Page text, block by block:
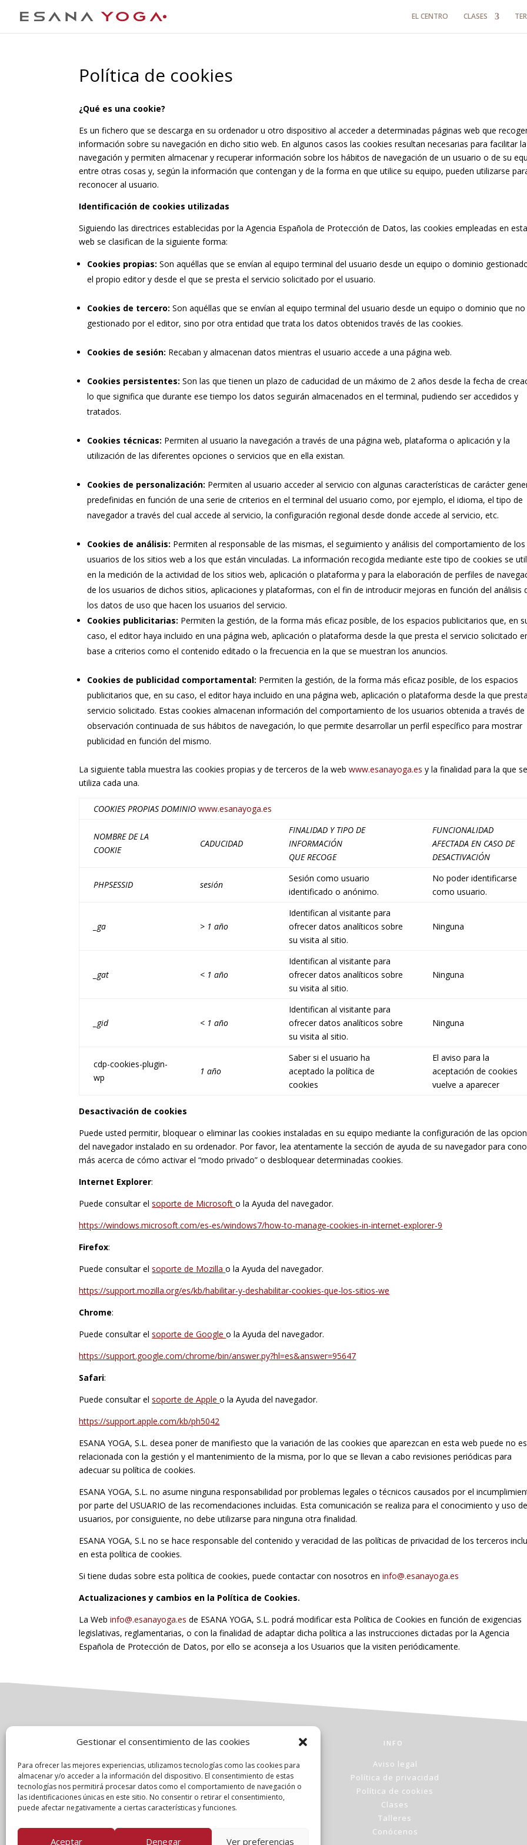
Gestionar el consentimiento de las cookies
Para ofrecer las mejores experiencias, utilizamos tecnologías como las cookies para
almacenar y/o acceder a la información del dispositivo. El consentimiento de estas
tecnologías nos permitirá procesar datos como el comportamiento de navegación o
las identificaciones únicas en este sitio. No consentir o retirar el consentimiento,
puede afectar negativamente a ciertas características y funciones.
Aceptar Denegar Ver preferencias
EL CENTRO CLASES
Política de cookies
¿Qué es una cookie?
Es un fichero que se descarga en su ordenador u otro dispositivo al acceder a determinadas páginas web que
información sobre su navegación en dicho sitio web. En algunos casos las cookies resultan necesarias para facilitar la
navegación y permiten almacenar y recuperar información sobre los hábitos de navegación de un usuario o de su
entre otras cosas y, según la información que contengan y de la forma en que utilice su equipo, pueden utilizarse
reconocer al usuario.
Identificación de cookies utilizadas
Siguiendo las directrices establecidas por la Agencia Española de Protección de Datos, las cookies empleadas en esta
web se clasifican de la siguiente forma:
Cookies propias:Son aquéllas que se envían al equipo terminal del usuario desde un equipo o dominio
el propio editor y desde el que se presta el servicio solicitado por el usuario.
Cookies de tercero:Son aquéllas que se envían al equipo terminal del usuario desde un equipo o dominio que no
gestionado por el editor, sino por otra entidad que trata los datos obtenidos través de las cookies.
Cookies de sesión: Recaban y almacenan datos mientras el usuario accede a una página web.
Cookies persistentes:Son las que tienen un plazo de caducidad de un máximo de 2 años desde la fecha de
lo que significa que durante ese tiempo los datos seguirán almacenados en el terminal, pudiendo ser accedidos y
tratados.
Cookies técnicas: Permiten al usuario la navegación a través de una página web, plataforma o aplicación y la
utilización de las diferentes opciones o servicios que en ella existan.
Cookies de personalización: Permiten al usuario acceder al servicio con algunas características de carácter
predefinidas en función de una serie de criterios en el terminal del usuario como, por ejemplo, el idioma, el tipo de
navegador a través del cual accede al servicio, la configuración regional desde donde accede al servicio, etc.
Cookies de análisis: Permiten al responsable de las mismas, el seguimiento y análisis del comportamiento de los
usuarios de los sitios web a los que están vinculadas. La información recogida mediante este tipo de cookies se
en la medición de la actividad de los sitios web, aplicación o plataforma y para la elaboración de perfiles de
de los usuarios de dichos sitios, aplicaciones y plataformas, con el fin de introducir mejoras en función del análisis
los datos de uso que hacen los usuarios del servicio.
Cookies publicitarias: Permiten la gestión, de la forma más eficaz posible, de los espacios publicitarios que, en
caso, el editor haya incluido en una página web, aplicación o plataforma desde la que presta el servicio solicitado
base a criterios como el contenido editado o la frecuencia en la que se muestran los anuncios.
Cookies de publicidad comportamental: Permiten la gestión, de la forma más eficaz posible, de los espacios
publicitarios que, en su caso, el editor haya incluido en una página web, aplicación o plataforma desde la que
servicio solicitado. Estas cookies almacenan información del comportamiento de los usuarios obtenida a través de
observación continuada de sus hábitos de navegación, lo que permite desarrollar un perfil específico para mostrar
publicidad en función del mismo.
La siguiente tabla muestra las cookies propias y de terceros de la webwww.esanayoga.es y la finalidad para la que se
utiliza cada una.
COOKIES PROPIAS DOMINIOwww.esanayoga.es
NOMBRE DE LA
COOKIE
CADUCIDAD
FINALIDAD Y TIPO DE
INFORMACIÓN
QUE RECOGE
FUNCIONALIDAD
AFECTADA EN CASO DE
DESACTIVACIÓN
PHPSESSID sesión
Sesión como usuario
identificado o anónimo.
No poder identificarse
como usuario.
_ga > 1 año
Identifican al visitante para
ofrecer datos analíticos sobre
su visita al sitio.
Ninguna
_gat < 1 año
Identifican al visitante para
ofrecer datos analíticos sobre
su visita al sitio.
Ninguna
_gid < 1 año
Identifican al visitante para
ofrecer datos analíticos sobre
su visita al sitio.
Ninguna
cdp-cookies-plugin-
wp
1 año
Saber si el usuario ha
aceptado la política de
cookies
El aviso para la
aceptación de cookies
vuelve a aparecer
Desactivación de cookies
Puede usted permitir, bloquear o eliminar las cookies instaladas en su equipo mediante la configuración de las
del navegador instalado en su ordenador. Por favor, lea atentamente la sección de ayuda de su navegador para
más acerca de cómo activar el “modo privado” o desbloquear determinadas cookies.
Internet Explorer:
Puede consultar elsoporte de Microsofto la Ayuda del navegador.
https://windows.microsoft.com/es-es/windows7/how-to-manage-cookies-in-internet-explorer-9
Firefox:
Puede consultar elsoporte de Mozillao la Ayuda del navegador.
https://support.mozilla.org/es/kb/habilitar-y-deshabilitar-cookies-que-los-sitios-we
Chrome:
Puede consultar elsoporte de Googleo la Ayuda del navegador.
https://support.google.com/chrome/bin/answer.py?hl=es&answer=95647
Safari:
Puede consultar elsoporte de Appleo la Ayuda del navegador.
https://support.apple.com/kb/ph5042
ESANA YOGA, S.L. desea poner de manifiesto que la variación de las cookies que aparezcan en esta web puede no
relacionada con la gestión y el mantenimiento de la misma, por lo que se llevan a cabo revisiones periódicas para
adecuar su política de cookies.
ESANA YOGA, S.L. no asume ninguna responsabilidad por problemas legales o técnicos causados por el
por parte del USUARIO de las recomendaciones incluidas. Esta comunicación se realiza para el conocimiento y uso
usuarios, por consiguiente, no debe utilizarse para ninguna otra finalidad.
ESANA YOGA, S.L no se hace responsable del contenido y veracidad de las políticas de privacidad de los terceros
en esta política de cookies.
Si tiene dudas sobre esta política de cookies, puede contactar con nosotros eninfo@.esanayoga.es
Actualizaciones y cambios en la Política de Cookies.
La Webinfo@.esanayoga.es de ESANA YOGA, S.L. podrá modificar esta Política de Cookies en función de exigencias
legislativas, reglamentarias, o con la finalidad de adaptar dicha política a las instrucciones dictadas por la Agencia
Española de Protección de Datos, por ello se aconseja a los Usuarios que la visiten periódicamente.
© 2025,Garbau Marketing. All rights reserved.
INFO
Aviso legal
Política de privacidad
Política de cookies
Clases
Talleres
Conócenos